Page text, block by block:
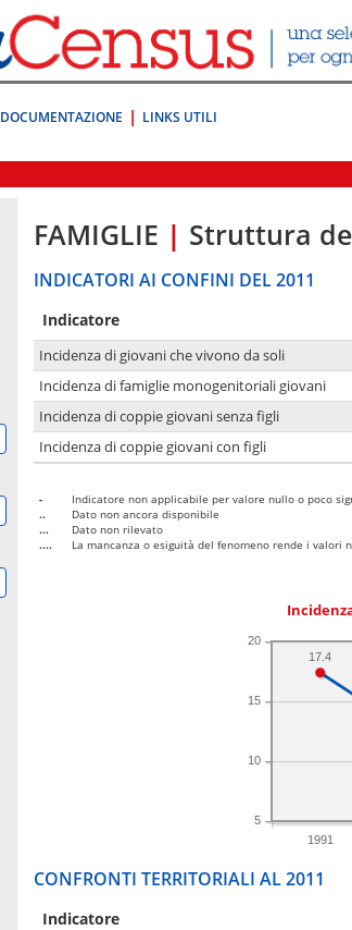
DOCUMENTAZIONE LINKS UTILI
FAMIGLIE | Struttura
INDICATORI AI CONFINI DEL 2011
Indicatore
Incidenza di giovani che vivono da soli
Incidenza di famiglie monogenitoriali giovani
Incidenza di coppie giovani senza figli
Incidenza di coppie giovani con figli
-
Indicatore non applicabile per valore nullo o poco
..
Dato non ancora disponibile
...
Dato non rilevato
....
La mancanza o esiguità del fenomeno rende i valori
1991
5
10
15
20
17.4
CONFRONTI TERRITORIALI AL 2011
Indicatore